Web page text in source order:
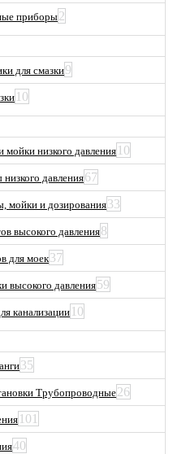
приборы2
для смазки9
10
мойки низкого давления 10
давления67
мойки и дозирования33
высокого давления8
для моек37
высокого давления59
канализации 10
35
Трубопроводные26
101
40